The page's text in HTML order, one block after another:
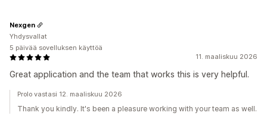
11. maaliskuu 2026
Great application and the team that works this is very helpful.
Nexgen
Yhdysvallat
5 päivää sovelluksen käyttöä
Prolo vastasi 12. maaliskuu 2026
Thank you kindly. It's been a pleasure working with your team as well.